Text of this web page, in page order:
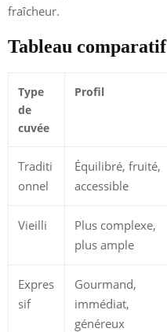
fraîcheur.
Tableau
Type
de
cuvée
Profil
Traditi
onnel
Équilibré, fruité,
accessible
Vieilli
Plus complexe,
plus ample
Expres
sif
Gourmand,
immédiat,
généreux